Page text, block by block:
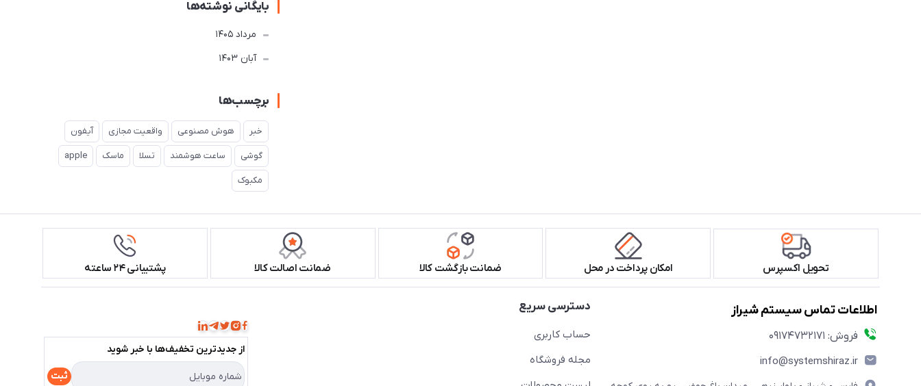
بایگانی نوشته‌ها
مرداد 1405
آبان 1403
برچسب‌ها
خبر هوش مصنوعی واقعیت مجازی آیفون
گوشی ساعت هوشمند تسلا ماسک apple
مکبوک
تحویل اکسپرس امکان پرداخت در محل ضمانت بازگشت کالا ضمانت اصالت کالا پشتیبانی ۲۴ ساعته
اطلاعات تماس سیستم شیراز
فروش: 09174732171
info@systemshiraz.ir
دسترسی سریع
حساب کاربری
مجله فروشگاه
از جدید‌ترین تخفیف‌ها با‌ خبر شوید
ثبت